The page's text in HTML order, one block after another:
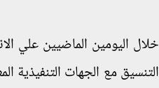
اليومين الماضيين علي
مع الجهات التنفيذية